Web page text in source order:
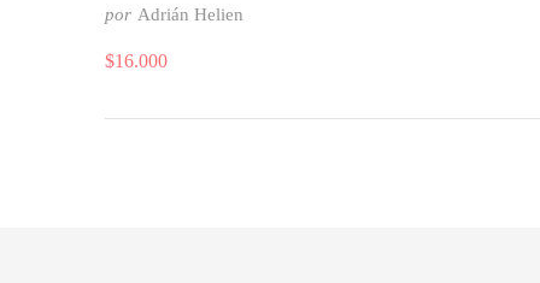
por Adrián Helien
$16.000